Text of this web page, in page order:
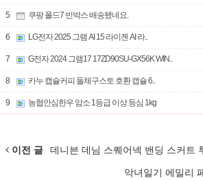
5 쿠팡 폴드7 빈박스 배송됐네요.
6 LG전자 2025 그램 AI 15 라이젠 AI 라..
7 G전자 2024 그램17 17ZD90SU-GX56K WIN..
8 카누 캡슐커피 돌체구스토 호환 캡슐 6..
9 농협안심한우 암소 1등급 이상 등심 1kg
이전 글 데니븐 데님 스퀘어넥 밴딩 스커트
악녀일기 에밀리